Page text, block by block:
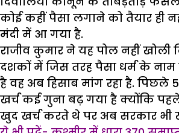
कोई कहीं पैसा लगाने को तैयार ही
मंदी में आ गया है.
राजीव कुमार ने यह पोल नहीं खोली
दशकों में जिस तरह पैसा धर्म के नाम
है वह अब हिसाब मांग रहा है. पिछले
खर्च कई गुना बढ़ गया है क्योंकि
खुद खर्च करते थे पर अब सरकार भी